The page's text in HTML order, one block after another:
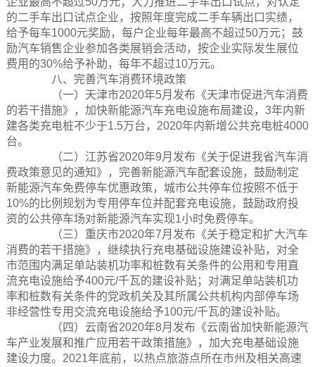
的二手车出口试点企业，按照年度完成二手车辆出口实绩，
给予每车1000元奖励，每户企业每年最高不超过50万元；鼓
励汽车销售企业参加各类展销会活动，按企业实际发生展位
费用的30%给予补助，每年不超过10万元。
八、完善汽车消费环境政策
（一）天津市2020年5月发布《天津市促进汽车消费
的若干措施》，加快新能源汽车充电设施布局建设，3年内新
建各类充电桩不少于1.5万台，2020年内新增公共充电桩4000
台。
（二）江苏省2020年9月发布《关于促进我省汽车消
费政策意见的通知》，完善新能源汽车配套设施，鼓励制定
新能源汽车免费停车优惠政策，城市公共停车位按照不低于
10%的比例规划为专用停车位并配套充电设施，鼓励政府投
资的公共停车场对新能源汽车实现1小时免费停车。
（三）重庆市2020年7月发布《关于稳定和扩大汽车
消费的若干措施》，继续执行充电基础设施建设补贴，对全
市范围内满足单站装机功率和桩数有关条件的公用和专用直
流充电设施给予400元/千瓦的建设补贴；对满足单站装机功
率和桩数有关条件的党政机关及其所属公共机构内部停车场
非经营性专用交流充电设施给予100元/千瓦的建设补贴。
（四）云南省2020年8月发布《云南省加快新能源汽
车产业发展和推广应用若干政策措施》，加大充电基础设施
建设力度。2021年底前，以热点旅游点所在市州及相关高速